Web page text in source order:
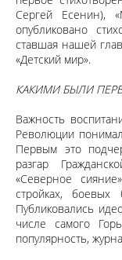
Сергей Есенин),
опубликовано
ставшая нашей
«Детский мир».
КАКИМИ БЫЛИ
Важность
Революции
Первым это
разгар
«Северное
стройках,
Публиковались
числе самого
популярность,